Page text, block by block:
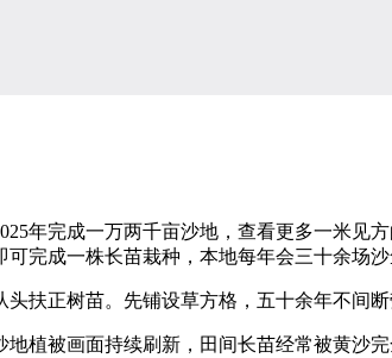
完成一万两千亩沙地，查看更多一米见
完成一株长苗栽种，本地每年会三十余场
正树苗。先铺设草方格，五十余年不间断
被画面持续刷新，田间长苗经常被黄沙完